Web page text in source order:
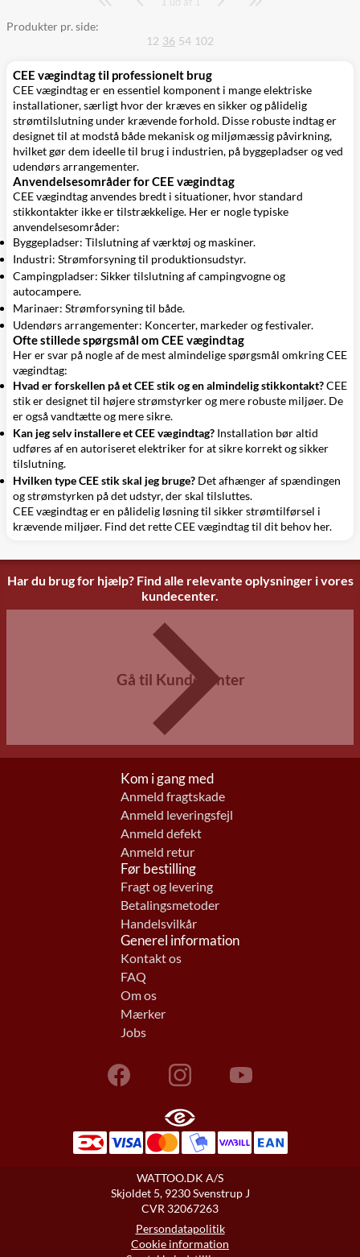
Produkter pr. side:
12 36 54 102
CEE vægindtag til professionelt brug
CEE vægindtag er en essentiel komponent i mange elektriske
installationer, særligt hvor der kræves en sikker og pålidelig
strømtilslutning under krævende forhold. Disse robuste indtag er
designet til at modstå både mekanisk og miljømæssig påvirkning,
hvilket gør dem ideelle til brug i industrien, på byggepladser og ved
udendørs arrangementer.
Anvendelsesområder for CEE vægindtag
CEE vægindtag anvendes bredt i situationer, hvor standard
stikkontakter ikke er tilstrækkelige. Her er nogle typiske
anvendelsesområder:
Byggepladser: Tilslutning af værktøj og maskiner.
Industri: Strømforsyning til produktionsudstyr.
Campingpladser: Sikker tilslutning af campingvogne og
autocampere.
Marinaer: Strømforsyning til både.
Udendørs arrangementer: Koncerter, markeder og festivaler.
Ofte stillede spørgsmål om CEE vægindtag
Her er svar på nogle af de mest almindelige spørgsmål omkring CEE
vægindtag:
Hvad er forskellen på et CEE stik og en almindelig stikkontakt?CEE
stik er designet til højere strømstyrker og mere robuste miljøer. De
er også vandtætte og mere sikre.
Kan jeg selv installere et CEE vægindtag? Installation bør altid
udføres af en autoriseret elektriker for at sikre korrekt og sikker
tilslutning.
Hvilken type CEE stik skal jeg bruge? Det afhænger af spændingen
og strømstyrken på det udstyr, der skal tilsluttes.
CEE vægindtag er en pålidelig løsning til sikker strømtilførsel i
krævende miljøer. Find det rette CEE vægindtag til dit behov her.
Har du brug for hjælp? Find alle relevante oplysninger i vores
kundecenter.
Gå til Kundecenter
Kom i gang med
Anmeld fragtskade
Anmeld leveringsfejl
Anmeld defekt
Anmeld retur
Før bestilling
Fragt og levering
Betalingsmetoder
Handelsvilkår
Generel information
Kontakt os
FAQ
Om os
Mærker
Jobs
WATTOO.DK A/S
Skjoldet 5, 9230 Svenstrup J
CVR 32067263
Persondatapolitik
Cookie information